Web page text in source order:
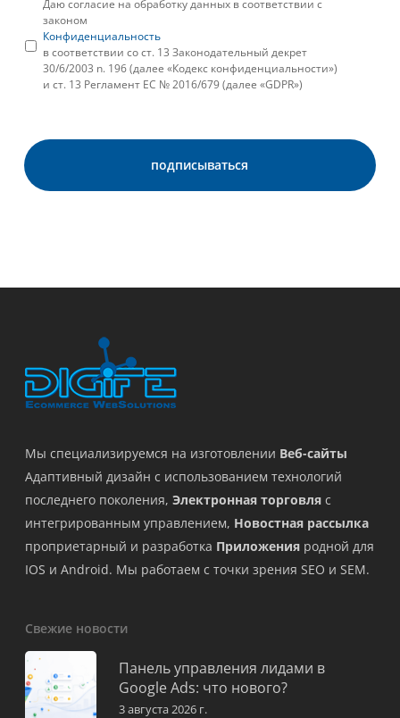
Даю согласие на обработку данных в соответствии с
законом
Конфиденциальность
в соответствии со ст. 13 Законодательный декрет
30/6/2003 n. 196 (далее «Кодекс конфиденциальности»)
и ст. 13 Регламент ЕС № 2016/679 (далее «GDPR»)
Мы специализируемся на изготовлении Веб-сайты
Адаптивный дизайн с использованием технологий
последнего поколения, Электронная торговля с
интегрированным управлением, Новостная рассылка
проприетарный и разработка Приложения родной для
IOS и Android. Мы работаем с точки зрения SEO и SEM.
Свежие новости
Панель управления лидами в
Google Ads: что нового?
3 августа 2026 г.